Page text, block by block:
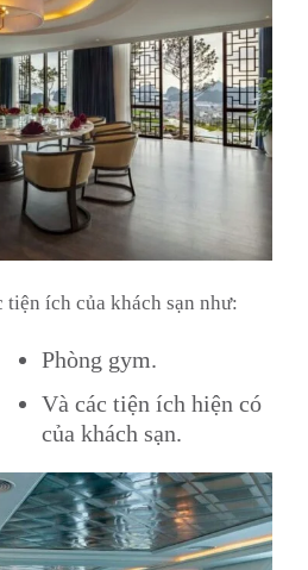
tiện ích của khách sạn như:
Phòng gym.
Và các tiện ích hiện có
của khách sạn.